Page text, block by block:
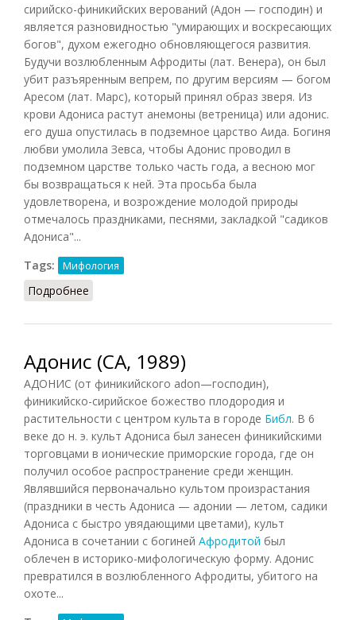
сирийско-финикийских верований (Адон — господин) и
является разновидностью "умирающих и воскресающих
богов", духом ежегодно обновляющегося развития.
Будучи возлюбленным Афродиты (лат. Венера), он был
убит разъяренным вепрем, по другим версиям — богом
Аресом (лат. Марс), который принял образ зверя. Из
крови Адониса растут анемоны (ветреница) или адонис.
его душа опустилась в подземное царство Аида. Богиня
любви умолила Зевса, чтобы Адонис проводил в
подземном царстве только часть года, а весною мог
бы возвращаться к ней. Эта просьба была
удовлетворена, и возрождение молодой природы
отмечалось праздниками, песнями, закладкой "садиков
Адониса"...
Tags:
Мифология
Подробнее
Адонис (СА, 1989)
АДОНИС (от финикийского adon—господин),
финикийско-сирийское божество плодородия и
растительности с центром культа в городе Библ. В 6
веке до н. э. культ Адониса был занесен финикийскими
торговцами в ионические приморские города, где он
получил особое распространение среди женщин.
Являвшийся первоначально культом произрастания
(праздники в честь Адониса — адонии — летом, садики
Адониса с быстро увядающими цветами), культ
Адониса в сочетании с богиней Афродитой был
облечен в историко-мифологическую форму. Адонис
превратился в возлюбленного Афродиты, убитого на
охоте...